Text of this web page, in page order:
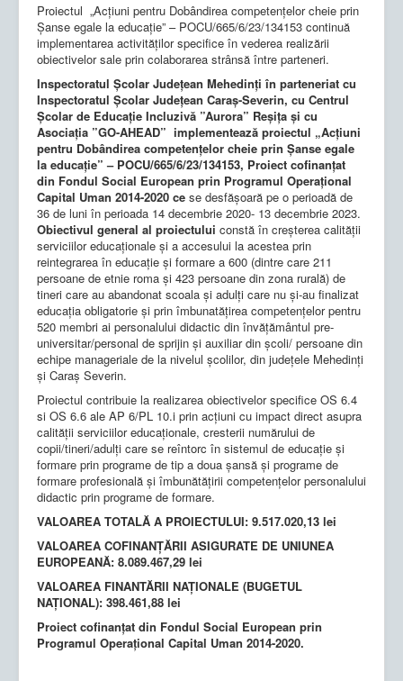
Proiectul „Acțiuni pentru Dobândirea competențelor cheie prin
Șanse egale la educație” – POCU/665/6/23/134153 continuă
implementarea activităților specifice în vederea realizării
obiectivelor sale prin colaborarea strânsă între parteneri.
Inspectoratul Școlar Județean Mehedinți în parteneriat cu
Inspectoratul Școlar Județean Caraș-Severin, cu Centrul
Școlar de Educație Incluzivă ”Aurora” Reșița și cu
Asociația ”GO-AHEAD” implementează proiectul „Acțiuni
pentru Dobândirea competențelor cheie prin Șanse egale
la educație” – POCU/665/6/23/134153, Proiect cofinanțat
din Fondul Social European prin Programul Operațional
Capital Uman 2014-2020 ce se desfășoară pe o perioadă de
36 de luni în perioada 14 decembrie 2020- 13 decembrie 2023.
Obiectivul general al proiectului constă în creșterea calității
serviciilor educaționale și a accesului la acestea prin
reintegrarea în educație și formare a 600 (dintre care 211
persoane de etnie roma și 423 persoane din zona rurală) de
tineri care au abandonat scoala și adulți care nu și-au finalizat
educația obligatorie și prin îmbunatățirea competențelor pentru
520 membri ai personalului didactic din învățământul pre-
universitar/personal de sprijin și auxiliar din școli/ persoane din
echipe manageriale de la nivelul școlilor, din județele Mehedinți
și Caraș Severin.
Proiectul contribuie la realizarea obiectivelor specifice OS 6.4
si OS 6.6 ale AP 6/PL 10.i prin acțiuni cu impact direct asupra
calității serviciilor educaționale, cresterii numărului de
copii/tineri/adulți care se reîntorc în sistemul de educație și
formare prin programe de tip a doua șansă și programe de
formare profesională și îmbunătățirii competențelor personalului
didactic prin programe de formare.
VALOAREA TOTALĂ A PROIECTULUI: 9.517.020,13 lei
VALOAREA COFINANȚĂRII ASIGURATE DE UNIUNEA
EUROPEANĂ: 8.089.467,29 lei
VALOAREA FINANTĂRII NAȚIONALE (BUGETUL
NAȚIONAL): 398.461,88 lei
Proiect cofinanțat din Fondul Social European prin
Programul Operațional Capital Uman 2014-2020.